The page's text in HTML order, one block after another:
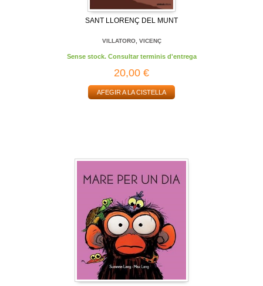
SANT LLORENÇ DEL MUNT
VILLATORO, VICENÇ
Sense stock. Consultar terminis d'entrega
20,00 €
AFEGIR A LA CISTELLA